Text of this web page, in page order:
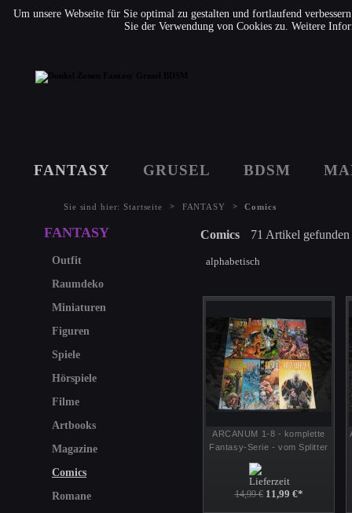
Um unsere Webseite für Sie optimal zu gestalten und fortlaufend
Sie der Verwendung von Cookies zu. Weitere
FANTASY GRUSEL BDSM
Sie sind hier:Startseite > FANTASY > Comics
Comics 71 Artikel gefunden
alphabetisch
ARCANUM 1-8 - komplette
Fantasy-Serie - vom Splitter
14,99 € 11,99 €*
FANTASY
Outfit
Raumdeko
Miniaturen
Figuren
Spiele
Hörspiele
Filme
Artbooks
Magazine
Comics
Romane